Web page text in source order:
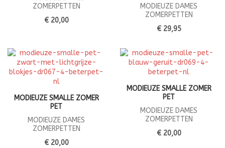
ZOMERPETTEN
€ 20,00
MODIEUZE DAMES
ZOMERPETTEN
€ 29,95
MODIEUZE SMALLE ZOMER
PET
MODIEUZE DAMES
ZOMERPETTEN
€ 20,00
MODIEUZE SMALLE ZOMER
PET
MODIEUZE DAMES
ZOMERPETTEN
€ 20,00